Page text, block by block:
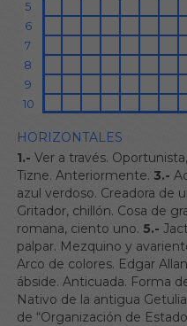
HORIZONTALES
1.- Ver a través.
Tizne. Anteriormente. 3.-
azul verdoso. Creadora de
Gritador, chillón. Cosa de
romana, ciento uno. 5.-
palpar. Mezquino y
Arco de colores. Edgar
ábside. Anticuada. Forma
Nativo de la antigua
de “Organización de